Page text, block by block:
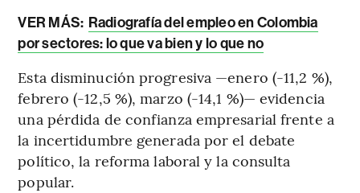
VER MÁS: Radiografía del empleo en Colombia
por sectores: lo que va bien y lo que no
Esta disminución progresiva —enero (-11,2 %),
febrero (-12,5 %), marzo (-14,1 %)— evidencia
una pérdida de confianza empresarial frente a
la incertidumbre generada por el debate
político, la reforma laboral y la consulta
popular.